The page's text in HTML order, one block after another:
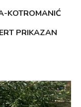
KOTROMANIĆ
PRIKAZAN